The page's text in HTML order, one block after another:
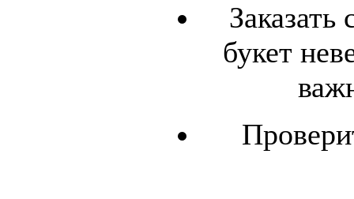
Заказать
букет